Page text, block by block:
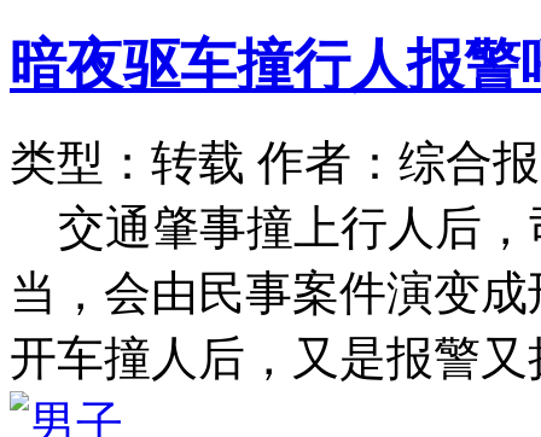
暗夜驱车撞行人报
类型：转载 作者：综合
交通肇事撞上行人后
当，会由民事案件演变
开车撞人后，又是报警又